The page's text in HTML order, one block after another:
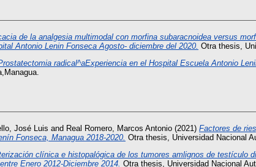
de la analgesia multimodal con morfina subaracnoidea versus
Antonio Lenin Fonseca Agosto- diciembre del 2020. Otra thesis,
radical^aExperiencia en el Hospital Escuela Antonio
José Luis and Real Romero, Marcos Antonio (2021) Factores de
Fonseca, Managua 2018-2020. Otra thesis, Universidad Nacional
clínica e histopalógica de los tumores amlignos de testículo
Enero 2012-Diciembre 2014. Otra thesis, Universidad Nacional